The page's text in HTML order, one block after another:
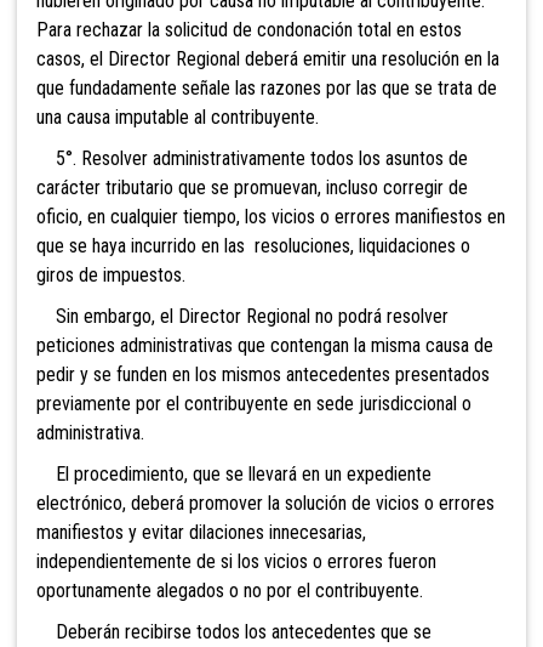
Para rechazar la solicitud de condonación total en estos
casos, el Director Regional deberá emitir una resolución en la
que fundadamente señale las razones por las que se trata de
una causa imputable al contribuyente.
5°. Resolver administrativamente todos los asuntos de
carácter tributario que se promuevan, incluso corregir de
oficio, en cualquier tiempo, los vicios o errores manifiestos en
que se haya incurrido en las resoluciones, liquidaciones o
giros de impuestos.
Sin embargo, el Director Regional no podrá resolver
peticiones administrativas que contengan la misma causa de
pedir y se funden en los mismos antecedentes presentados
previamente por el contribuyente en sede jurisdiccional o
administrativa.
El procedimiento, que se llevará en un expediente
electrónico, deberá promover la solución de vicios o errores
manifiestos y evitar dilaciones innecesarias,
independientemente de si los vicios o errores fueron
oportunamente alegados o no por el contribuyente.
Deberán recibirse todos los antecedentes que se